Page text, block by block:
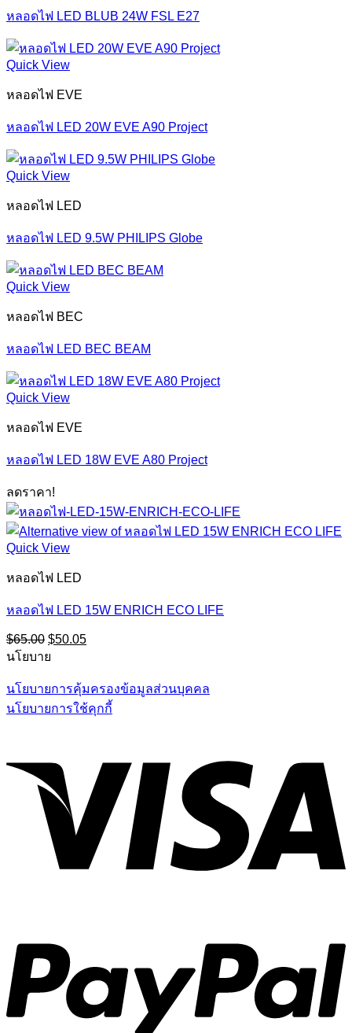
หลอดไฟ LED BLUB 24W FSL E27
Quick View
หลอดไฟ EVE
หลอดไฟ LED 20W EVE A90 Project
Quick View
หลอดไฟ LED
หลอดไฟ LED 9.5W PHILIPS Globe
Quick View
หลอดไฟ BEC
หลอดไฟ LED BEC BEAM
Quick View
หลอดไฟ EVE
หลอดไฟ LED 18W EVE A80 Project
ลดราคา!
Quick View
หลอดไฟ LED
หลอดไฟ LED 15W ENRICH ECO LIFE
$65.00 Original
price
$65.00.
$50.05Current
$50.05.
นโยบาย
นโยบายการคุ้มครองข้อมูลส่วนบุคคล
นโยบายการใช้คุกกี้